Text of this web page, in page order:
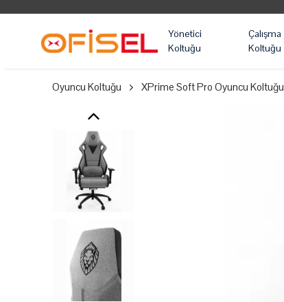
Yönetici
Koltuğu
Çalışma
Koltuğu
Oyuncu Koltuğu XPrime Soft Pro Oyuncu Koltuğu